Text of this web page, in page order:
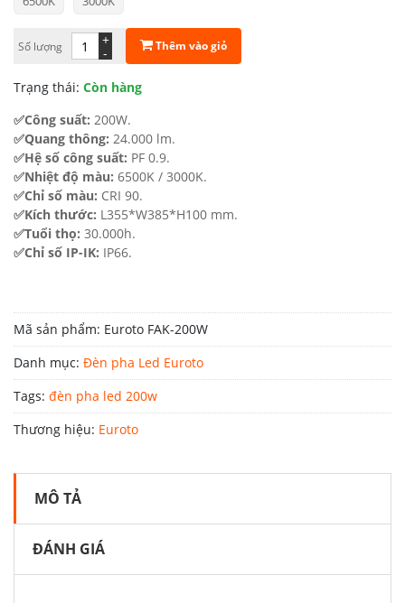
là:
5.600.000 ₫.
tại
3.080.000 ₫.
Số lượng -
+ Thêm vào giỏ
Trạng thái: Còn hàng
✅Công suất: 200W.
✅Quang thông: 24.000 lm.
✅Hệ số công suất: PF 0.9.
✅Nhiệt độ màu: 6500K / 3000K.
✅Chỉ số màu: CRI 90.
✅Kích thước: L355*W385*H100 mm.
✅Tuổi thọ: 30.000h.
✅Chỉ số IP-IK: IP66.
Mã sản phẩm: Euroto FAK-200W
Danh mục: Đèn pha Led Euroto
Tags: đèn pha led 200w
Thương hiệu: Euroto
MÔ TẢ
ĐÁNH GIÁ